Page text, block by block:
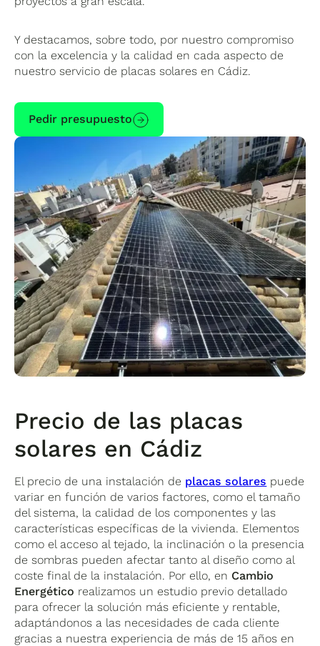
Y destacamos, sobre todo, por nuestro compromiso
con la excelencia y la calidad en cada aspecto de
nuestro servicio de placas solares en Cádiz.
Pedir presupuesto
Precio de las placas
solares en Cádiz
El precio de una instalación de placas solares puede
variar en función de varios factores, como el tamaño
del sistema, la calidad de los componentes y las
características específicas de la vivienda. Elementos
como el acceso al tejado, la inclinación o la presencia
de sombras pueden afectar tanto al diseño como al
coste final de la instalación. Por ello, en Cambio
Energético realizamos un estudio previo detallado
para ofrecer la solución más eficiente y rentable,
adaptándonos a las necesidades de cada cliente
gracias a nuestra experiencia de más de 15 años en